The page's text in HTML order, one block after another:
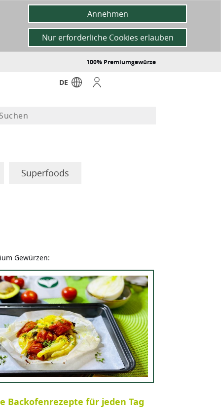
100% Premiumgewürze
DE
Superfoods
Gewürzen:
Backofenrezepte für jeden Tag
Annehmen
Nur erforderliche Cookies erlauben